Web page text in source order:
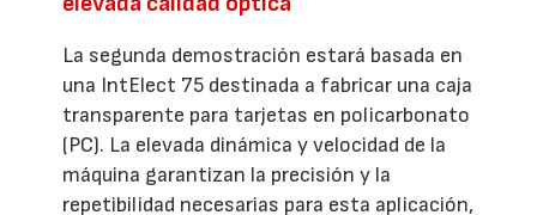
La segunda demostración estará basada en
una IntElect 75 destinada a fabricar una caja
transparente para tarjetas en policarbonato
(PC). La elevada dinámica y velocidad de la
máquina garantizan la precisión y la
repetibilidad necesarias para esta aplicación,